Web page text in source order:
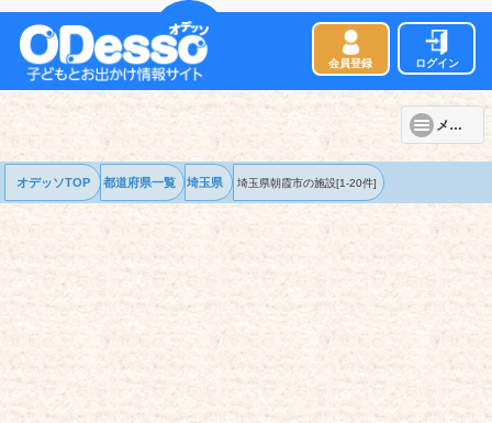
会員登録 ログイン
メニュー
オデッソTOP 都道府県一覧 埼玉県 埼玉県朝霞市の施設[1-20件]